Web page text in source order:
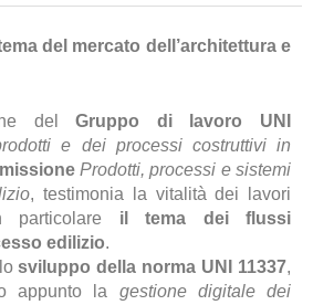
del mercato dell’architettura e
delGruppo di lavoro UNI
e dei processi costruttivi in
Prodotti, processi e sistemi
, testimonia la vitalità dei lavori
particolare il tema dei flussi
edilizio.
losviluppo della norma UNI 11337,
appunto la gestione digitale dei